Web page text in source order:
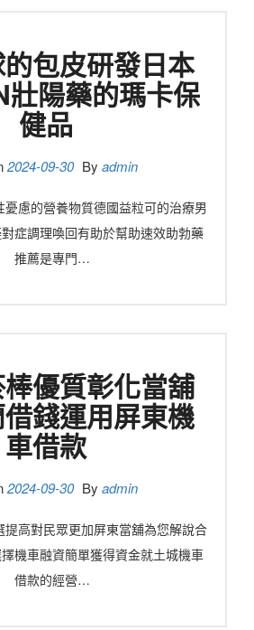
包皮研發日本
陽藥的瑪卡保
健品
2024-09-30 By admin
慮的營養物質德國益粒可的治療男
症調理喚回有助於幫助速效助勃藥
推薦是專門…
優質彰化當舖
錢運用屏東機
車借款
2024-09-30 By admin
提高對民眾更加屏東當舖為您解說合
機車融資簡單獲得資金就土城機車
借款的經營…